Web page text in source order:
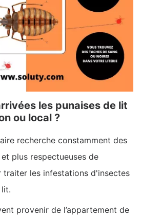
les punaises de lit
ou local ?
recherche constamment des
plus respectueuses de
traiter les infestations d'insectes
provenir de l’appartement de